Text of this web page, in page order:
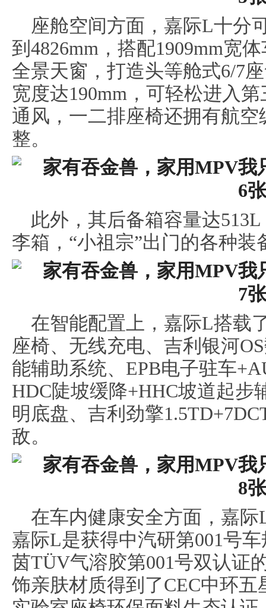
座舱空间方面，嘉际L十分
到4826mm，搭配1909mm宽
全景天窗，打造头等舱式6/7
宽度达190mm，可轻松进入
通风，一二排座椅还拥有航
整。
此外，其后备箱容量达
李箱，“小祖宗”出门的各种装
在智能配置上，嘉际L搭载
座椅、无线充电、吉利银河
能辅助系统、EPB电子驻车
HDC陡坡缓降+HHC坡道起步
明底盘、吉利劲擎
敌。
在车内健康安全方面，嘉
嘉际L是获得中汽研第001号
茵TÜV气溶胶第001号双认证
饰亲肤材质得到了CEC中环